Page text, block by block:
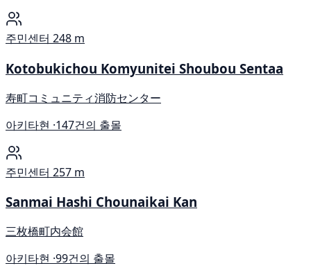
주민센터 248 m
Kotobukichou Komyunitei Shoubou Sentaa
寿町コミュニティ消防センター
아키타현 ·147건의 출몰
주민센터 257 m
Sanmai Hashi Chounaikai Kan
三枚橋町内会館
아키타현 ·99건의 출몰